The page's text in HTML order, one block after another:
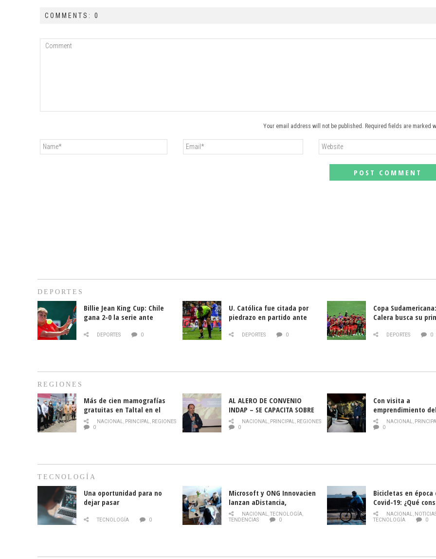
COMMENTS: 0
Your email address will not be published. Required fields are marked
DEPORTES
Billie Jean King Cup: Chile
gana 2-0 la serie ante
DEPORTES 0
U. Católica fue citada por
piedrazo en partido ante
DEPORTES 0
Copa
Calera busca su
DEPORTES 0
REGIONES
Más de cien mamografías
gratuitas en Taltal en el
mes de la prevención del
cáncer de mama
NACIONAL, PRINCIPAL, REGIONES
0
AL ALERO DE CONVENIO
INDAP – SE CAPACITA SOBRE
PLAGA DROSOPHILA SUZUKII
NACIONAL, PRINCIPAL, REGIONES
0
Con visita a
emprendimiento
y llamado al
historia campesina
NACIONAL,
0
TECNOLOGÍA
Una oportunidad para no
dejar pasar
TECNOLOGÍA 0
Microsoft y ONG Innovacien
lanzan aDistancia,
plataforma con cursos
gratuitos online sobre
NACIONAL,TECNOLOGÍA,
TENDENCIAS
0
Bicicletas en época
Covid-19: ¿Qué
momento de
NACIONAL,
TECNOLOGÍA
0